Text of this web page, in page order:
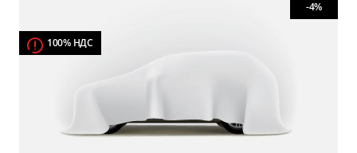
100% НДС
-4%